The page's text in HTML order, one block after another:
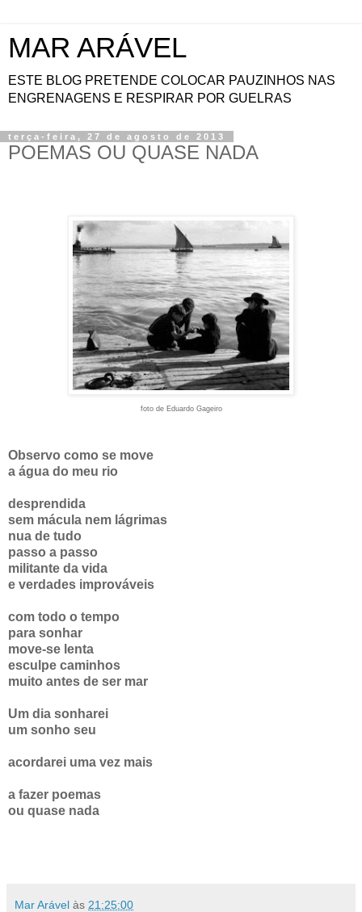
MAR ARÁVEL
ESTE BLOG PRETENDE COLOCAR PAUZINHOS NAS
ENGRENAGENS E RESPIRAR POR GUELRAS
terça-feira, 27 de agosto de 2013
POEMAS OU QUASE NADA
foto de Eduardo Gageiro
Observo como se move
a água do meu rio
desprendida
sem mácula nem lágrimas
nua de tudo
passo a passo
militante da vida
e verdades improváveis
com todo o tempo
para sonhar
move-se lenta
esculpe caminhos
muito antes de ser mar
Um dia sonharei
um sonho seu
acordarei uma vez mais
a fazer poemas
ou quase nada
Mar Arável às 21:25:00